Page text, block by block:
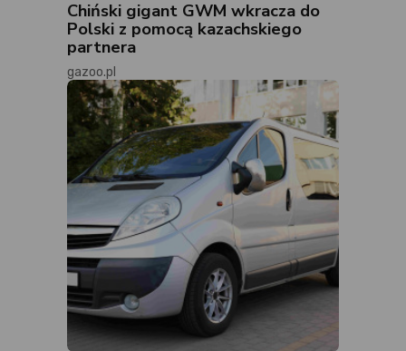
Chiński gigant GWM wkracza do
Polski z pomocą kazachskiego
partnera
gazoo.pl